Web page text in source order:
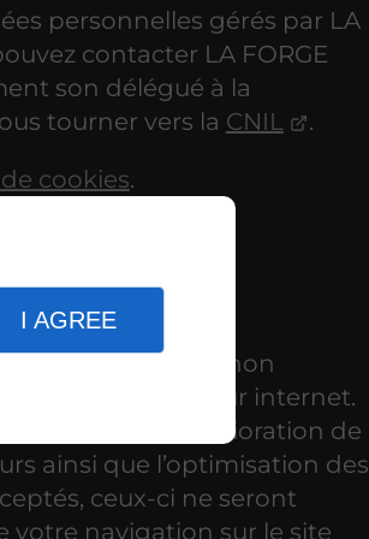
I AGREE
personnelles gérés par LA
contacter LA FORGE
son délégué à la
tourner vers la CNIL
.
cookies.
les informations (non
des utilisateurs sur internet.
objectif l’amélioration de
ainsi que l’optimisation des
ceux-ci ne seront
votre navigation sur le site